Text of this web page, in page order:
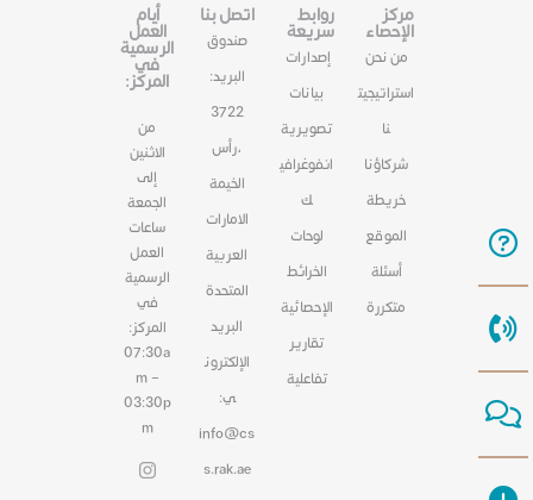
مركز
الإحصاء
من نحن
استراتيجيت
نا
شركاؤنا
خريطة
الموقع
أسئلة
متكررة
روابط
سريعة
إصدارات
بيانات
تصويرية
انفوغرافي
ك
لوحات
الخرائط
الإحصائية
تقارير
تفاعلية
اتصل بنا
صندوق
البريد:
3722
،رأس
الخيمة
الامارات
العربية
المتحدة
البريد
الإلكترون
ي:
info@cs
s.rak.ae
أيام
العمل
الرسمية
في
المركز:
من
الاثنين
إلى
الجمعة
ساعات
العمل
الرسمية
في
المركز:
07:30a
m –
03:30p
m